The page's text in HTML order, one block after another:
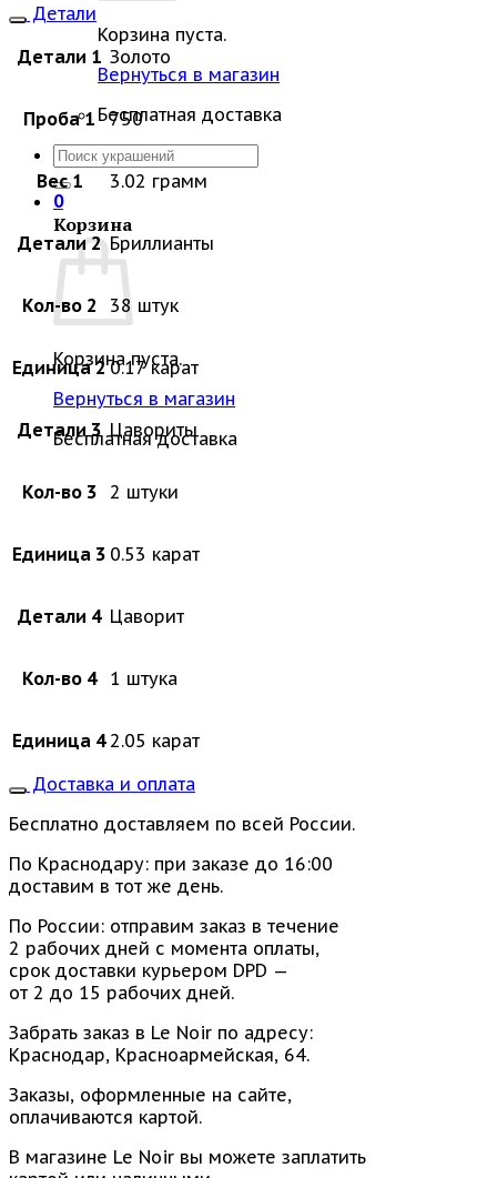
Корзина пуста.
Вернуться в магазин
Бесплатная доставка
Искать:
0
Корзина
Корзина пуста.
Вернуться в магазин
Бесплатная доставка
Детали
Детали 1 Золото
Проба 1 750
Вес 1 3.02 грамм
Детали 2 Бриллианты
Кол-во 2 38 штук
Единица 2 0.17 карат
Детали 3 Цавориты
Кол-во 3 2 штуки
Единица 3 0.53 карат
Детали 4 Цаворит
Кол-во 4 1 штука
Единица 4 2.05 карат
Доставка и оплата
Бесплатно доставляем по всей России.
По Краснодару: при заказе до 16:00
доставим в тот же день.
По России: отправим заказ в течение
2 рабочих дней с момента оплаты,
срок доставки курьером DPD —
от 2 до 15 рабочих дней.
Забрать заказ в Le Noir по адресу:
Краснодар, Красноармейская, 64.
Заказы, оформленные на сайте,
оплачиваются картой.
В магазине Le Noir вы можете заплатить